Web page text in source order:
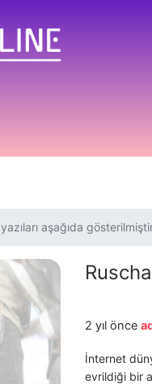
yazıları aşağıda
2 yıl önce
İnternet
evrildiği bir